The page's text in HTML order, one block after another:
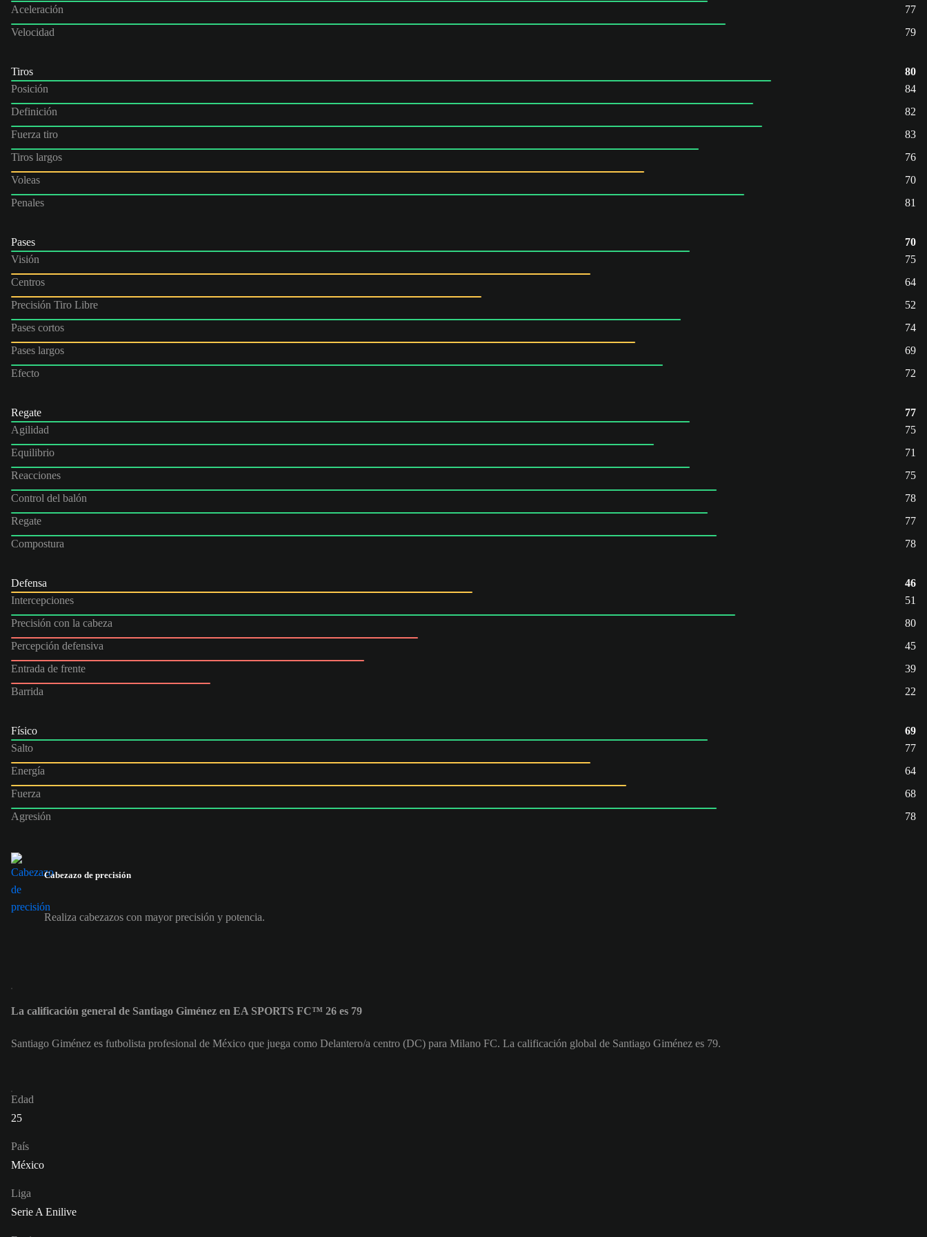
Aceleración
77
Velocidad
79
Tiros
80
Posición
84
Definición
82
Fuerza tiro
83
Tiros largos
76
Voleas
70
Penales
81
Pases
70
Visión
75
Centros
64
Precisión Tiro Libre
52
Pases cortos
74
Pases largos
69
Efecto
72
Regate
77
Agilidad
75
Equilibrio
71
Reacciones
75
Control del balón
78
Regate
77
Compostura
78
Defensa
46
Intercepciones
51
Precisión con la cabeza
80
Percepción defensiva
45
Entrada de frente
39
Barrida
22
Físico
69
Salto
77
Energía
64
Fuerza
68
Agresión
78
Cabezazo de precisión
Realiza cabezazos con mayor precisión y potencia.
La calificación general de Santiago Giménez en EA SPORTS FC™ 26 es 79
Santiago Giménez es futbolista profesional de México que juega como Delantero/a centro (DC) para Milano FC. La calificación global de Santiago Giménez es 79.
Edad
25
País
México
Liga
Serie A Enilive